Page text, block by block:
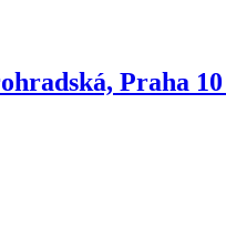
Praha